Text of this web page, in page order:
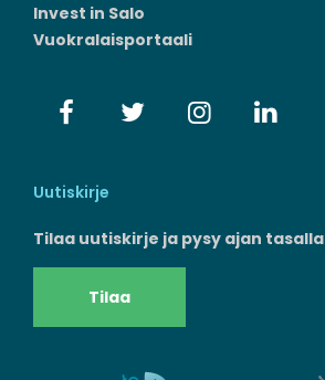
Invest in Salo
Vuokralaisportaali
Uutiskirje
Tilaa uutiskirje ja pysy ajan tasalla
Tilaa